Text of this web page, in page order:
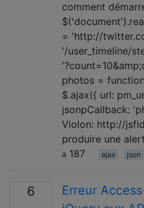
comment
= 'http://
'/user_timeline/
photos =
$.ajax({ url:
jsonpCallback:
Violon: http://
produire une
187
ajax json
6
Erreur